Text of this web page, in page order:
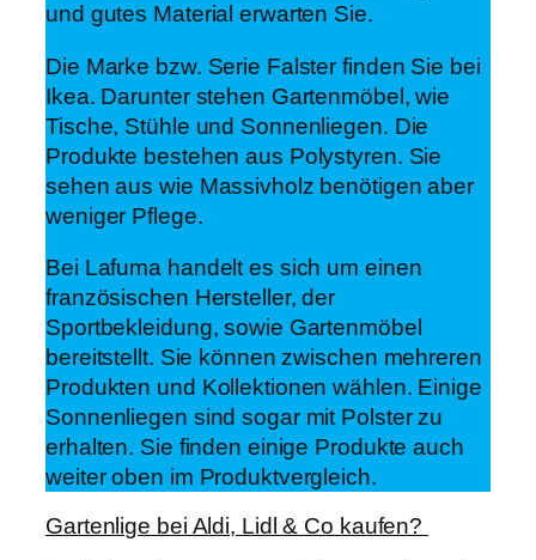
und gutes Material erwarten Sie.
Die Marke bzw. Serie Falster finden Sie bei
Ikea. Darunter stehen Gartenmöbel, wie
Tische, Stühle und Sonnenliegen. Die
Produkte bestehen aus Polystyren. Sie
sehen aus wie Massivholz benötigen aber
weniger Pflege.
Bei Lafuma handelt es sich um einen
französischen Hersteller, der
Sportbekleidung, sowie Gartenmöbel
bereitstellt. Sie können zwischen mehreren
Produkten und Kollektionen wählen. Einige
Sonnenliegen sind sogar mit Polster zu
erhalten. Sie finden einige Produkte auch
weiter oben im Produktvergleich.
Gartenlige bei Aldi, Lidl & Co kaufen?